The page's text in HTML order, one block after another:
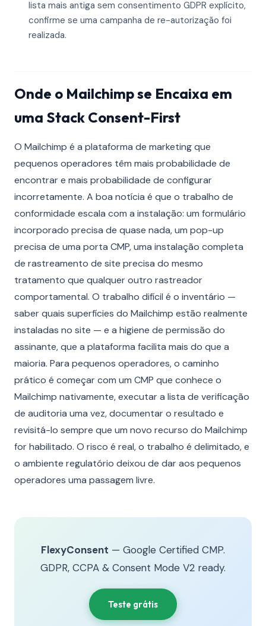
lista mais antiga sem consentimento GDPR explícito,
confirme se uma campanha de re-autorização foi
realizada.
Onde o Mailchimp se Encaixa em
uma Stack Consent-First
O Mailchimp é a plataforma de marketing que
pequenos operadores têm mais probabilidade de
encontrar e mais probabilidade de configurar
incorretamente. A boa notícia é que o trabalho de
conformidade escala com a instalação: um formulário
incorporado precisa de quase nada, um pop-up
precisa de uma porta CMP, uma instalação completa
de rastreamento de site precisa do mesmo
tratamento que qualquer outro rastreador
comportamental. O trabalho difícil é o inventário —
saber quais superfícies do Mailchimp estão realmente
instaladas no site — e a higiene de permissão do
assinante, que a plataforma facilita mais do que a
maioria. Para pequenos operadores, o caminho
prático é começar com um CMP que conhece o
Mailchimp nativamente, executar a lista de verificação
de auditoria uma vez, documentar o resultado e
revisitá-lo sempre que um novo recurso do Mailchimp
for habilitado. O risco é real, o trabalho é delimitado, e
o ambiente regulatório deixou de dar aos pequenos
operadores uma passagem livre.
FlexyConsent — Google Certified CMP.
GDPR, CCPA & Consent Mode V2 ready.
Teste grátis